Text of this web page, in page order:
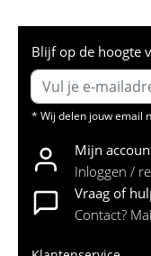
Blijf op de hoogte
* Wij delen jouw email
Mijn
Inloggen /
Vraag of
Contact?